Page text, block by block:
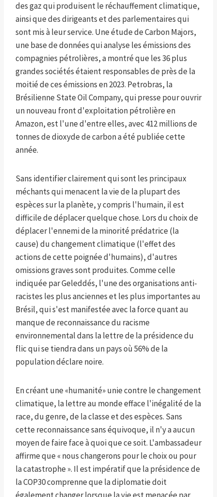
des gaz qui produisent le réchauffement climatique,
ainsi que des dirigeants et des parlementaires qui
sont mis à leur service. Une étude de Carbon Majors,
une base de données qui analyse les émissions des
compagnies pétrolières, a montré que les 36 plus
grandes sociétés étaient responsables de près de la
moitié de ces émissions en 2023. Petrobras, la
Brésilienne State Oil Company, qui presse pour ouvrir
un nouveau front d'exploitation pétrolière en
Amazon, est l'une d'entre elles, avec 412 millions de
tonnes de dioxyde de carbon a été publiée cette
année.
Sans identifier clairement qui sont les principaux
méchants qui menacent la vie de la plupart des
espèces sur la planète, y compris l'humain, il est
difficile de déplacer quelque chose. Lors du choix de
déplacer l'ennemi de la minorité prédatrice (la
cause) du changement climatique (l'effet des
actions de cette poignée d'humains), d'autres
omissions graves sont produites. Comme celle
indiquée par Geleddés, l'une des organisations anti-
racistes les plus anciennes et les plus importantes au
Brésil, qui s'est manifestée avec la force quant au
manque de reconnaissance du racisme
environnemental dans la lettre de la présidence du
flic qui se tiendra dans un pays où 56% de la
population déclare noire.
En créant une «humanité» unie contre le changement
climatique, la lettre au monde efface l'inégalité de la
race, du genre, de la classe et des espèces. Sans
cette reconnaissance sans équivoque, il n'y a aucun
moyen de faire face à quoi que ce soit. L'ambassadeur
affirme que « nous changerons pour le choix ou pour
la catastrophe ». Il est impératif que la présidence de
la COP30 comprenne que la diplomatie doit